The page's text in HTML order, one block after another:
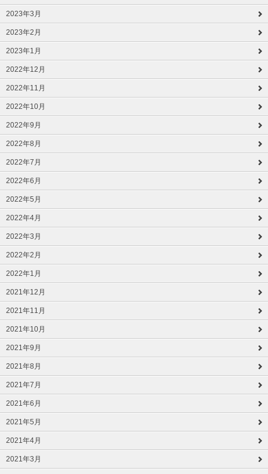
2023年3月
2023年2月
2023年1月
2022年12月
2022年11月
2022年10月
2022年9月
2022年8月
2022年7月
2022年6月
2022年5月
2022年4月
2022年3月
2022年2月
2022年1月
2021年12月
2021年11月
2021年10月
2021年9月
2021年8月
2021年7月
2021年6月
2021年5月
2021年4月
2021年3月